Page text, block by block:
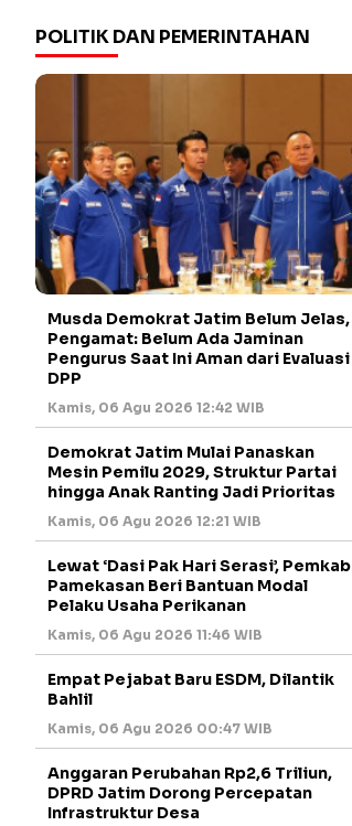
POLITIK DAN PEMERINTAHAN
Musda Demokrat Jatim Belum Jelas,
Pengamat: Belum Ada Jaminan
Pengurus Saat Ini Aman dari Evaluasi
DPP
Kamis, 06 Agu 2026 12:42 WIB
Demokrat Jatim Mulai Panaskan
Mesin Pemilu 2029, Struktur Partai
hingga Anak Ranting Jadi Prioritas
Kamis, 06 Agu 2026 12:21 WIB
Lewat ‘Dasi Pak Hari Serasi’, Pemkab
Pamekasan Beri Bantuan Modal
Pelaku Usaha Perikanan
Kamis, 06 Agu 2026 11:46 WIB
Empat Pejabat Baru ESDM, Dilantik
Bahlil
Kamis, 06 Agu 2026 00:47 WIB
Anggaran Perubahan Rp2,6 Triliun,
DPRD Jatim Dorong Percepatan
Infrastruktur Desa